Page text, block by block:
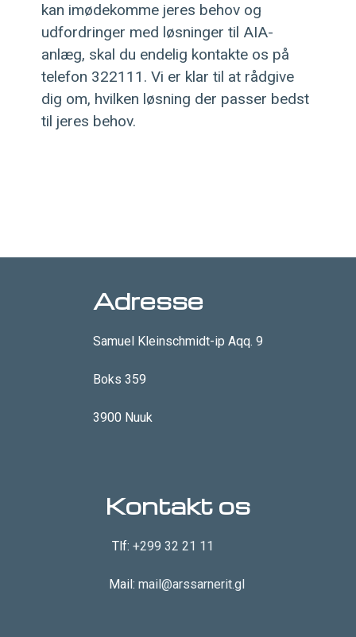
kan imødekomme jeres behov og
udfordringer med løsninger til AIA-
anlæg, skal du endelig kontakte os på
telefon 322111. Vi er klar til at rådgive
dig om, hvilken løsning der passer bedst
til jeres behov.
Adresse
Samuel Kleinschmidt-ip Aqq. 9
Boks 359
3900 Nuuk
Kontakt os
Tlf: +299 32 21 11
Mail: mail@arssarnerit.gl